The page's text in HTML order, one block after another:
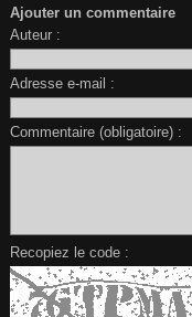
Ajouter un commentaire
Auteur :
Adresse e-mail :
Commentaire (obligatoire) :
Recopiez le code :